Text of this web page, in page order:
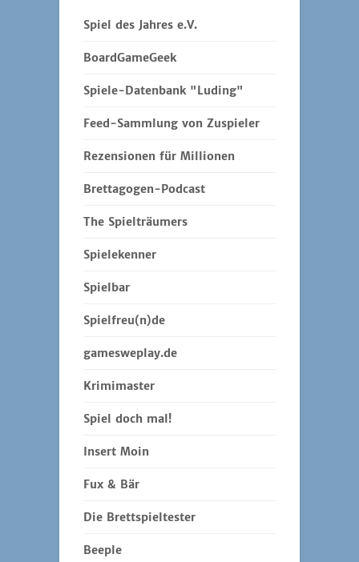
Spiel des Jahres e.V.
BoardGameGeek
Spiele-Datenbank "Luding"
Feed-Sammlung von Zuspieler
Rezensionen für Millionen
Brettagogen-Podcast
The Spielträumers
Spielekenner
Spielbar
Spielfreu(n)de
gamesweplay.de
Krimimaster
Spiel doch mal!
Insert Moin
Fux & Bär
Die Brettspieltester
Beeple